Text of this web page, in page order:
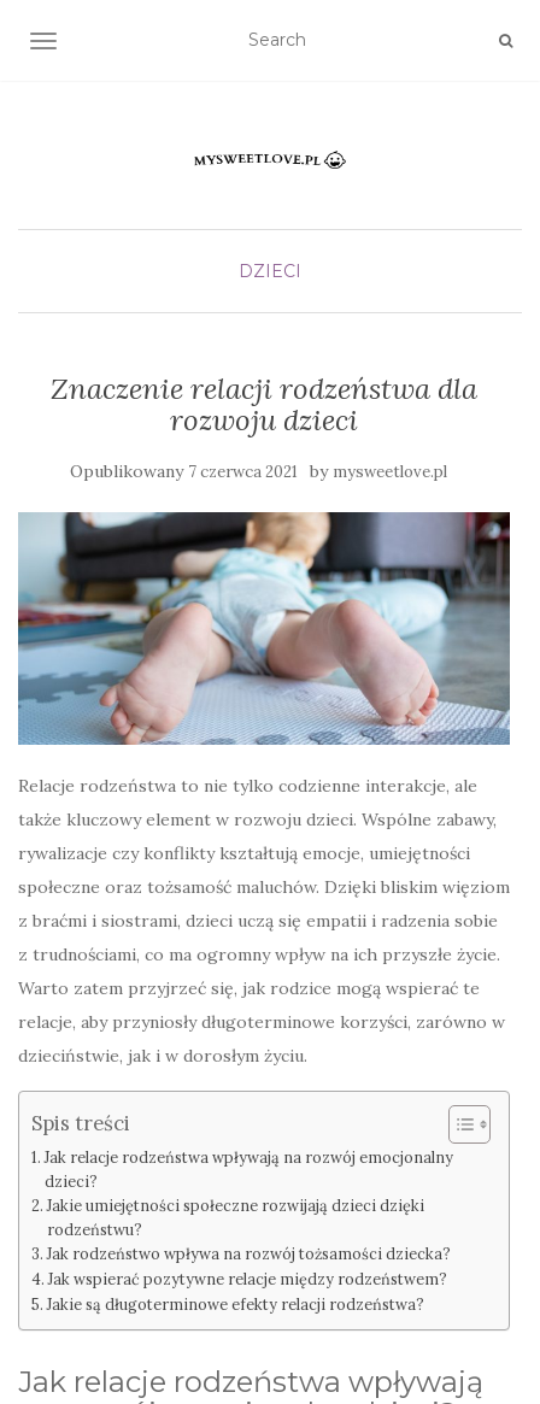
TOGGLE NAVIGATION
DZIECI
Znaczenie relacji rodzeństwa dla
rozwoju dzieci
Opublikowany 7 czerwca 2021 by mysweetlove.pl
Relacje rodzeństwa to nie tylko codzienne interakcje, ale
także kluczowy element w rozwoju dzieci. Wspólne zabawy,
rywalizacje czy konflikty kształtują emocje, umiejętności
społeczne oraz tożsamość maluchów. Dzięki bliskim więziom
z braćmi i siostrami, dzieci uczą się empatii i radzenia sobie
z trudnościami, co ma ogromny wpływ na ich przyszłe życie.
Warto zatem przyjrzeć się, jak rodzice mogą wspierać te
relacje, aby przyniosły długoterminowe korzyści, zarówno w
dzieciństwie, jak i w dorosłym życiu.
Spis treści
Jak relacje rodzeństwa wpływają na rozwój emocjonalny
dzieci?
Jakie umiejętności społeczne rozwijają dzieci dzięki
rodzeństwu?
Jak rodzeństwo wpływa na rozwój tożsamości dziecka?
Jak wspierać pozytywne relacje między rodzeństwem?
Jakie są długoterminowe efekty relacji rodzeństwa?
Jak relacje rodzeństwa wpływają